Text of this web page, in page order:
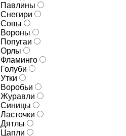
Павлины
Снегири
Совы
Вороны
Попугаи
Орлы
Фламинго
Голуби
Утки
Воробьи
Журавли
Синицы
Ласточки
Дятлы
Цапли